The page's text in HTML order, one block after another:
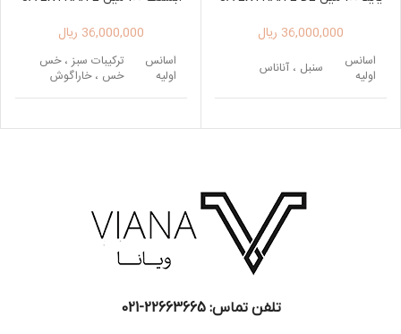
36,000,000 ریال
اسانس
اولیه
سنبل ، آناناس
میانی
صورتی
نعناع هندی ، خس
خس
36,000,000 ریال
اسانس
اولیه
ترکیبات سبز ، خس
خس ، خاراگوش
تلفن تماس: 22663665-021​